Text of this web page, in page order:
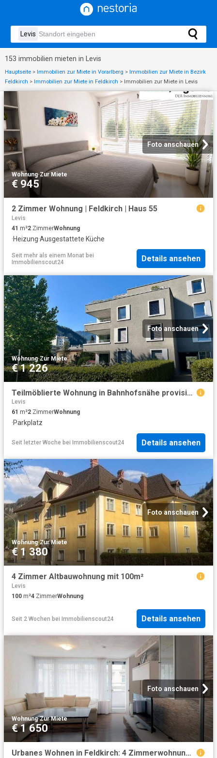
153 immobilien mieten in Levis
Hauptseite > Immobilien zur Miete in Vorarlberg > Immobilien zur Miete in Bezirk
Feldkirch > Immobilien zur Miete in Feldkirch > Immobilien zur Miete in Levis
Foto anschauen
Wohnung·Zur Miete
€ 945
2 Zimmer Wohnung | Feldkirch | Haus 55
Levis
41 m²2 ZimmerWohnung
·Heizung·Ausgestattete Küche
Seit mehr als einem Monat bei
Immobilienscout24
Details ansehen
Foto anschauen
Wohnung·Zur Miete
€ 1 226
Teilmöblierte Wohnung in Bahnhofsnähe provisionsfrei
Levis
61 m²2 ZimmerWohnung
·Parkplatz
Seit letzter Woche bei Immobilienscout24 Details ansehen
Foto anschauen
Wohnung·Zur Miete
€ 1 380
4 Zimmer Altbauwohnung mit 100m²
Levis
100 m²4 ZimmerWohnung
Seit 2 Wochen bei Immobilienscout24 Details ansehen
Foto anschauen
Wohnung·Zur Miete
€ 1 650
Urbanes Wohnen in Feldkirch: 4 Zimmerwohnung in der Bahnhofcity